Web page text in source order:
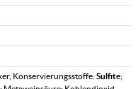
Konservierungsstoffe:Sulfite;